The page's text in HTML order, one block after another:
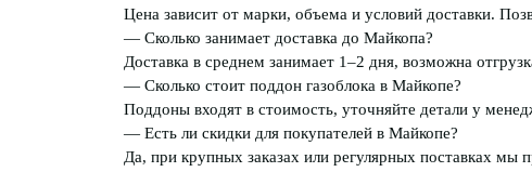
Цена зависит от марки, объема и условий доставки.
— Сколько занимает доставка до Майкопа?
Доставка в среднем занимает 1–2 дня, возможна
— Сколько стоит поддон газоблока в Майкопе?
Поддоны входят в стоимость, уточняйте детали у
— Есть ли скидки для покупателей в Майкопе?
Да, при крупных заказах или регулярных поставках мы